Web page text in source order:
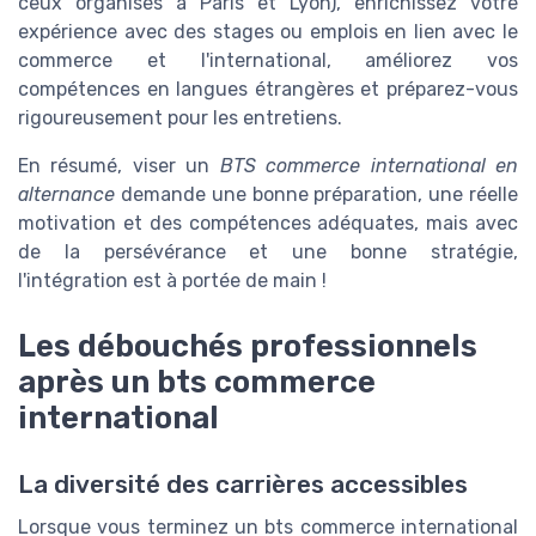
expérience avec des stages ou emplois en lien avec le
commerce et l'international, améliorez vos
compétences en langues étrangères et préparez-vous
rigoureusement pour les entretiens.
En résumé, viser un BTS commerce international en
alternance demande une bonne préparation, une réelle
motivation et des compétences adéquates, mais avec
de la persévérance et une bonne stratégie,
l'intégration est à portée de main !
Les débouchés professionnels
après un bts commerce
international
La diversité des carrières accessibles
Lorsque vous terminez un bts commerce international